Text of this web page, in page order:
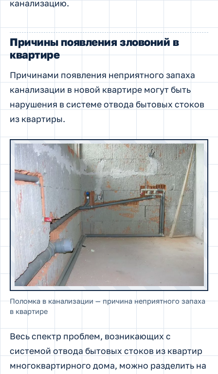
канализацию.
Причины появления зловоний в
квартире
Причинами появления неприятного запаха
канализации в новой квартире могут быть
нарушения в системе отвода бытовых стоков
из квартиры.
Поломка в канализации — причина неприятного запаха
в квартире
Весь спектр проблем, возникающих с
системой отвода бытовых стоков из квартир
многоквартирного дома, можно разделить на